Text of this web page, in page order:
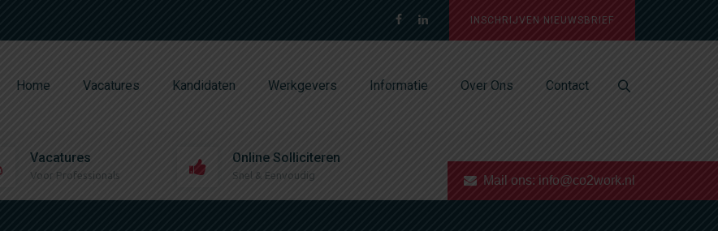
INSCHRIJVEN NIEUWSBRIEF
Home Vacatures Kandidaten Werkgevers Informatie Over Ons Contact
Vacatures
Voor Professionals
Online Solliciteren
Snel & Eenvoudig Mail ons: info@co2work.nl